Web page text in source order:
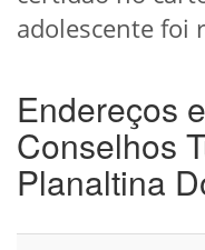
adolescente foi
Endereços
Conselhos
Planaltina